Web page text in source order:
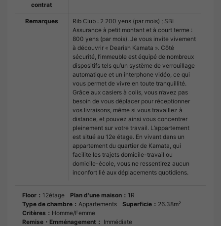
contrat
Remarques
Rib Club : 2 200 yens (par mois) ; SBI
Assurance à petit montant et à court terme :
800 yens (par mois). Je vous invite vivement
à découvrir « Dearish Kamata ». Côté
sécurité, l’immeuble est équipé de nombreux
dispositifs tels qu’un système de verrouillage
automatique et un interphone vidéo, ce qui
vous permet de vivre en toute tranquillité.
Grâce aux casiers à colis, vous n’avez pas
besoin de vous déplacer pour réceptionner
vos livraisons, même si vous travaillez à
distance, et pouvez ainsi vous concentrer
pleinement sur votre travail. L’appartement
est situé au 12e étage. En vivant dans un
appartement du quartier de Kamata, qui
facilite les trajets domicile-travail ou
domicile-école, vous ne ressentirez aucun
inconfort lié aux déplacements quotidiens.
Floor： 12étage Plan d'une maison： 1R
Type de chambre： Appartements Superficie： 26.38m²
Critères： Homme/Femme
Remise・Emménagement： Immédiate